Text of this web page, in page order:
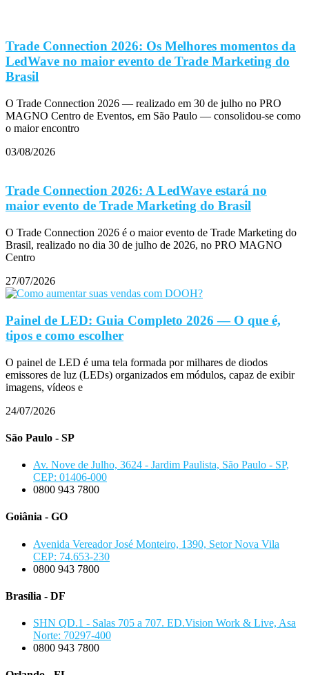
Trade Connection 2026: Os Melhores momentos da
LedWave no maior evento de Trade Marketing do
Brasil
O Trade Connection 2026 — realizado em 30 de julho no PRO
MAGNO Centro de Eventos, em São Paulo — consolidou-se como
o maior encontro
03/08/2026
Trade Connection 2026: A LedWave estará no
maior evento de Trade Marketing do Brasil
O Trade Connection 2026 é o maior evento de Trade Marketing do
Brasil, realizado no dia 30 de julho de 2026, no PRO MAGNO
Centro
27/07/2026
Painel de LED: Guia Completo 2026 — O que é,
tipos e como escolher
O painel de LED é uma tela formada por milhares de diodos
emissores de luz (LEDs) organizados em módulos, capaz de exibir
imagens, vídeos e
24/07/2026
São Paulo - SP
Av. Nove de Julho, 3624 - Jardim Paulista, São Paulo - SP,
CEP: 01406-000
0800 943 7800
Goiânia - GO
Avenida Vereador José Monteiro, 1390, Setor Nova Vila
CEP: 74.653-230
0800 943 7800
Brasília - DF
SHN QD.1 - Salas 705 a 707. ED.Vision Work & Live, Asa
Norte: 70297-400
0800 943 7800